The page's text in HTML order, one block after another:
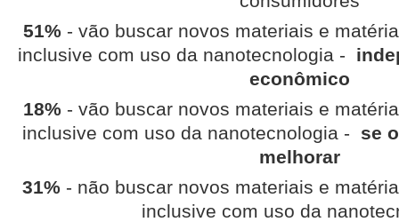
51% - vão buscar novos materiais e
inclusive com uso da nanotecnologia -
econômico
18% - vão buscar novos materiais e
inclusive com uso da nanotecnologia - se
melhorar
31% - não buscar novos materiais e
inclusive com uso da